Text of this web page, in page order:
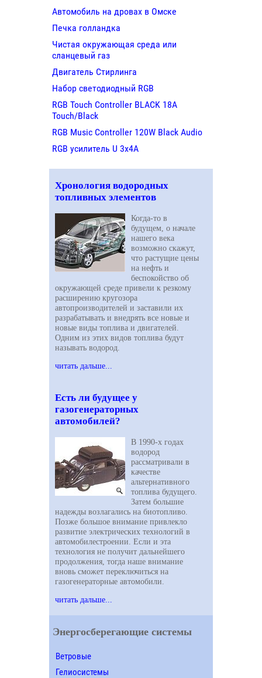
Автомобиль на дровах в Омске
Печка голландка
Чистая окружающая среда или
сланцевый газ
Двигатель Стирлинга
Набор светодиодный RGB
RGB Touch Controller BLACK 18A
Touch/Black
RGB Music Controller 120W Black Audio
RGB усилитель U 3х4A
Хронология водородных
топливных элементов
Когда-то в
будущем, о начале
нашего века
возможно скажут,
что растущие цены
на нефть и
беспокойство об
окружающей среде привели к резкому
расширению кругозора
автопроизводителей и заставили их
разрабатывать и внедрять все новые и
новые виды топлива и двигателей.
Одним из этих видов топлива будут
называть водород.
читать дальше...
Есть ли будущее у
газогенераторных
автомобилей?
В 1990-х годах
водород
рассматривали в
качестве
альтернативного
топлива будущего.
Затем большие
надежды возлагались на биотопливо.
Позже большое внимание привлекло
развитие электрических технологий в
автомобилестроении. Если и эта
технология не получит дальнейшего
продолжения, тогда наше внимание
вновь сможет переключиться на
газогенераторные автомобили.
читать дальше...
Энергосберегающие системы
Ветровые
Гелиосистемы